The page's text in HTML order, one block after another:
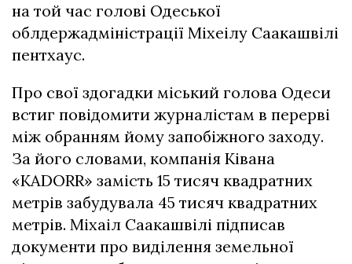
на той час голові Одеської
облдержадміністрації Міхеілу Саакашвілі
пентхаус.
Про свої здогадки міський голова Одеси
встиг повідомити журналістам в перерві
між обранням йому запобіжного заходу.
За його словами, компанія Ківана
«KADORR» замість 15 тисяч квадратних
метрів забудувала 45 тисяч квадратних
метрів. Міхаіл Саакашвілі підписав
документи про виділення земельної